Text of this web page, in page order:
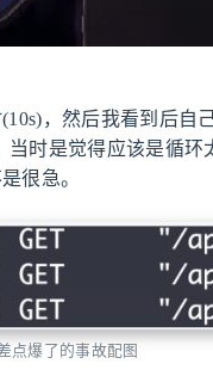
，然后我看到后自
时是觉得应该是循
很急。
点爆了的事故配图